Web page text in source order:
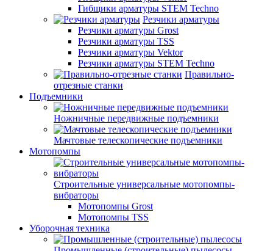
Гибщики арматуры STEM Techno
Резчики арматуры
Резчики арматуры Grost
Резчики арматуры TSS
Резчики арматуры Vektor
Резчики арматуры STEM Techno
Правильно-
отрезные станки
Подъемники
Ножничные передвижные подъемники
Мачтовые телескопические подъемники
Мотопомпы
Строительные универсальные мотопомпы-
вибраторы
Мотопомпы Grost
Мотопомпы TSS
Уборочная техника